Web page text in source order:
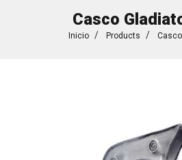
Casco
Inicio Products